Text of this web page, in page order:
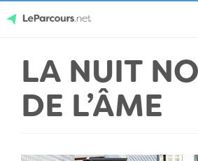
content
LeParcours.net
LA NUIT
DE L’ÂME